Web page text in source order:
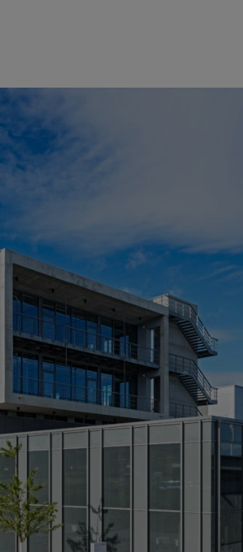
in termini di numero di dipendenti,